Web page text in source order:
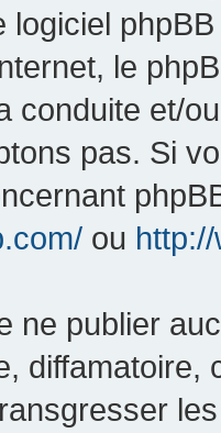
logiciel
le
conduite et/
pas. Si
ou
ne publier
diffamatoire,